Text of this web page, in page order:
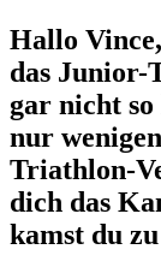
Hallo Vince,
das Junior-
gar nicht
nur
Triathlon-
dich das
kamst du